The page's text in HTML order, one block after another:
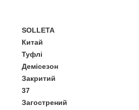
SOLLETA
Китай
Туфлі
Демісезон
Закритий
37
Загострений